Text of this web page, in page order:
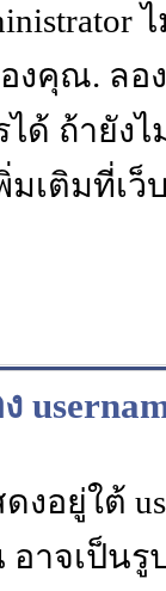
คุณ. ลอง
ด้ ถ้ายัง
เติมที่เว็
งอยู่ใต้
อาจเป็น